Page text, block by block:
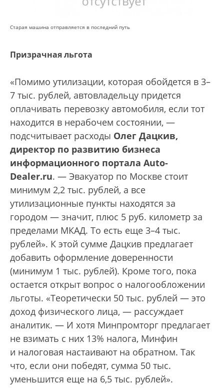
Старая машина отправляется в последний путь
Призрачная льгота
«Помимо утилизации, которая обойдется в 3–
7 тыс. рублей, автовладельцу придется
оплачивать перевозку автомобиля, если тот
находится в нерабочем состоянии, —
подсчитывает расходы Олег Дацкив,
директор по развитию бизнеса
информационного портала Auto-
Dealer.ru. — Эвакуатор по Москве стоит
минимум 2,2 тыс. рублей, а все
утилизационные пункты находятся за
городом — значит, плюс 5 руб. километр за
пределами МКАД. То есть еще 3–4 тыс.
рублей». К этой сумме Дацкив предлагает
добавить оформление доверенности
(минимум 1 тыс. рублей). Кроме того, пока
остается открыт вопрос о налогообложении
льготы. «Теоретически 50 тыс. рублей — это
доход физического лица, — рассуждает
аналитик. — И хотя Минпромторг предлагает
не взимать с них 13% налога, Минфин
и налоговая настаивают на обратном. Так
что, если они победят, сумма 50 тыс.
уменьшится еще на 6,5 тыс. рублей».